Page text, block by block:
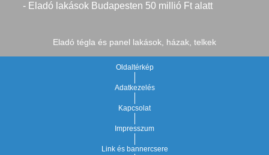
- Eladó lakások Budapesten 50 millió Ft alatt
Eladó tégla és panel lakások, házak, telkek
Oldaltérkép
Adatkezelés
Kapcsolat
Impresszum
Link és bannercsere